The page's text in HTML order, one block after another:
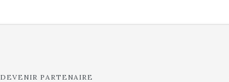
DEVENIR PARTENAIRE